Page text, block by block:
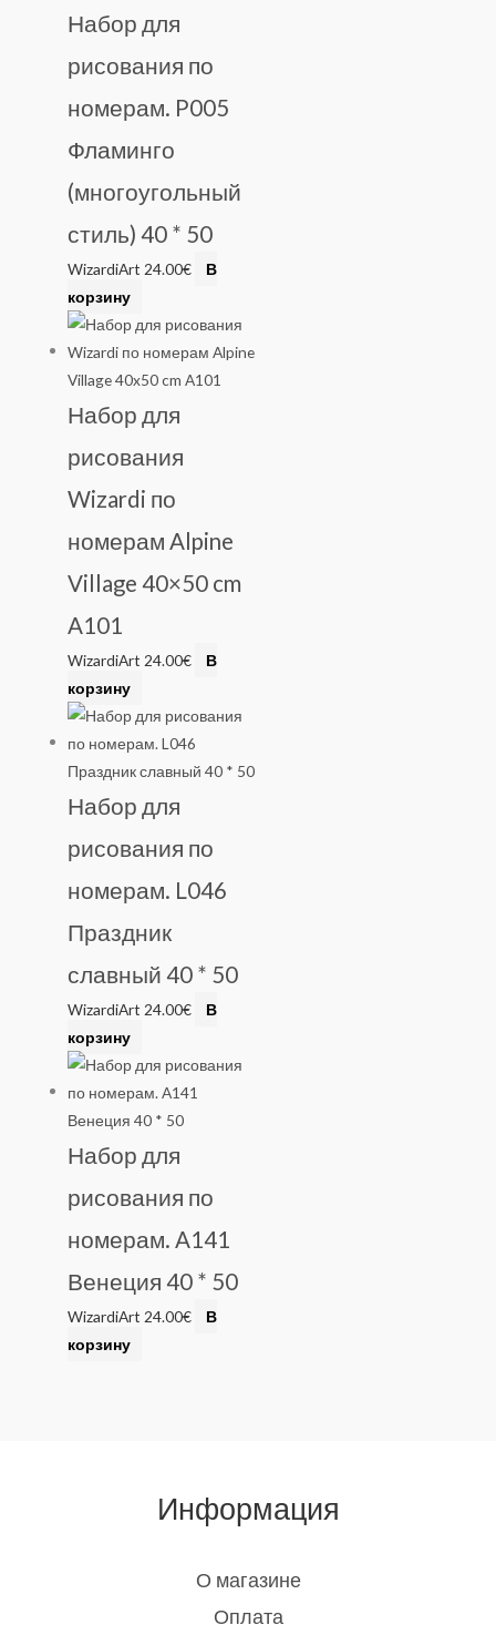
Набор для
рисования по
номерам. P005
Фламинго
(многоугольный
стиль) 40 * 50
WizardiArt 24.00€
В
корзину
Набор для
рисования
Wizardi по
номерам Alpine
Village 40×50 cm
A101
WizardiArt 24.00€
В
корзину
Набор для
рисования по
номерам. L046
Праздник
славный 40 * 50
WizardiArt 24.00€
В
корзину
Набор для
рисования по
номерам. A141
Венеция 40 * 50
WizardiArt 24.00€
В
корзину
Информация
О магазине
Оплата